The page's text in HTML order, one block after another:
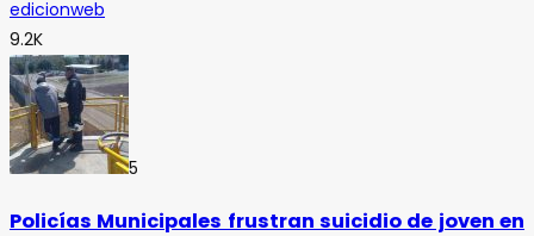
edicionweb
9.2K
5
Policías Municipales frustran suicidio de joven en